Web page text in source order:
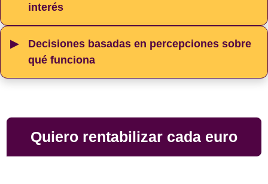
interés
Decisiones basadas en percepciones sobre
qué funciona
Quiero rentabilizar cada euro